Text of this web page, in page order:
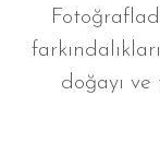
doğayı